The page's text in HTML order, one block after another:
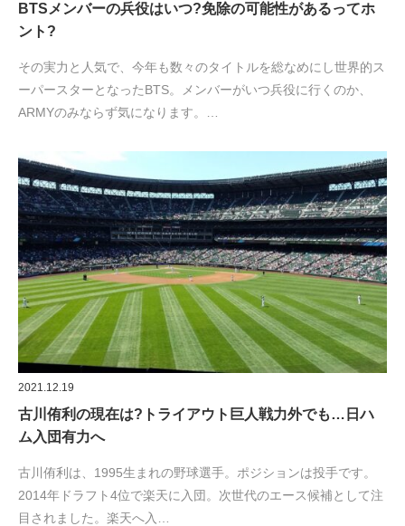
BTSメンバーの兵役はいつ?免除の可能性があるってホ
ント?
その実力と人気で、今年も数々のタイトルを総なめにし世界的ス
ーパースターとなったBTS。メンバーがいつ兵役に行くのか、
ARMYのみならず気になります。…
2021.12.19
古川侑利の現在は?トライアウト巨人戦力外でも…日ハ
ム入団有力へ
古川侑利は、1995生まれの野球選手。ポジションは投手です。
2014年ドラフト4位で楽天に入団。次世代のエース候補として注
目されました。楽天へ入…